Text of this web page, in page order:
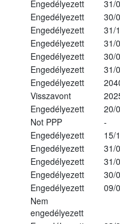
Engedélyezett
31/
Engedélyezett
30/
Engedélyezett
31/
Engedélyezett
31/
Engedélyezett
30/
Engedélyezett
31/
Engedélyezett
Visszavont
Engedélyezett
20/
Not PPP
-
Engedélyezett
15/
Engedélyezett
31/
Engedélyezett
31/
Engedélyezett
30/
Engedélyezett
09/
Nem
engedélyezett